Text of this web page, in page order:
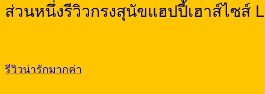
ส่วนหนึ่งรีวิวกรงสุนัขแฮปปี้เฮาส์ไซส์ L
รีวิวน่ารักมากค่า